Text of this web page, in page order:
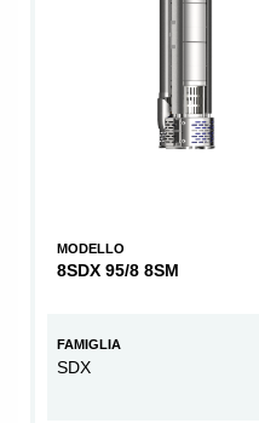
MODELLO
8SDX 95/8 8SM
FAMIGLIA
SDX